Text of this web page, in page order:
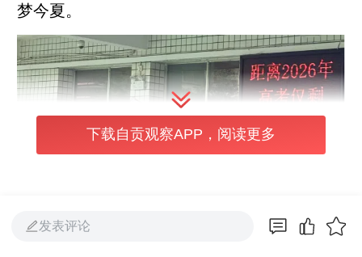
梦今夏。
下载自贡观察APP，阅读更多
发表评论